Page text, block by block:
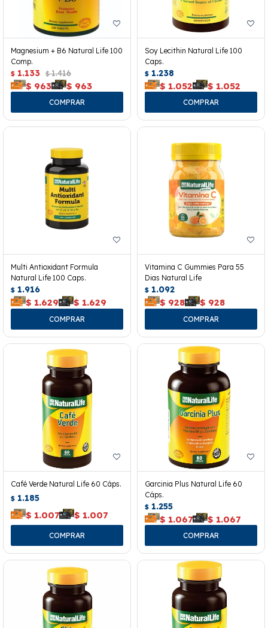
Magnesium + B6 Natural Life 100
Comp.
$ 1.133 $ 1.416
$ 963 $ 963
Soy Lecithin Natural Life 100
Caps.
$ 1.238
$ 1.052 $ 1.052
Multi Antioxidant Formula
Natural Life 100 Caps.
$ 1.916
$ 1.629 $ 1.629
Vitamina C Gummies Para 55
Dias Natural Life
$ 1.092
$ 928 $ 928
Café Verde Natural Life 60 Cáps.
$ 1.185
$ 1.007 $ 1.007
Garcinia Plus Natural Life 60
Cáps.
$ 1.255
$ 1.067 $ 1.067